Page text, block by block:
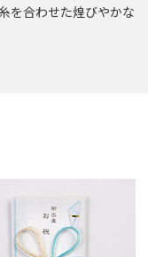
を合わせた煌びやかな